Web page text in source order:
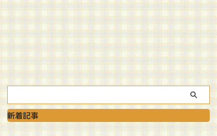
新着記事